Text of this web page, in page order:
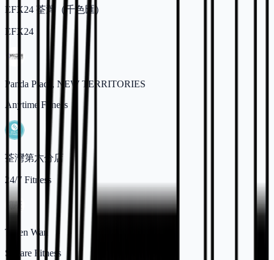
EFX24 荃灣（千色匯）
EFX24
Panda Place, NEW TERRITORIES
Anytime Fitness
荃灣第六分店
24/7 Fitness
Tsuen Wan
Square Fitness